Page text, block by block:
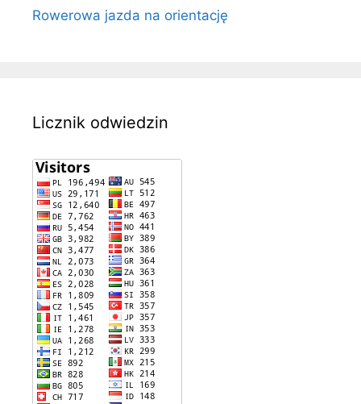
Rowerowa jazda na orientację
Licznik odwiedzin